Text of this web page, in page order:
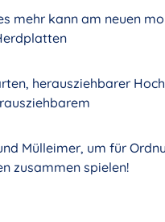
mehr kann am neuen
herausziehbarer
Mülleimer, um für
zusammen spielen!